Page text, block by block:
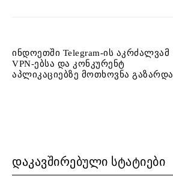
ინდოეთში Telegram-ის აკრძალვამ
VPN-ებსა და კონკურენტ
აპლიკაციებზე მოთხოვნა გაზარდა
ᲓᲐᲙᲐᲕᲨᲘᲠᲔᲑᲣᲚᲘ ᲡᲢᲐᲢᲘᲔᲑᲘ